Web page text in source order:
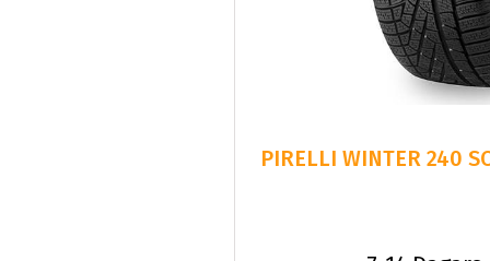
PIRELLI WINTER 240